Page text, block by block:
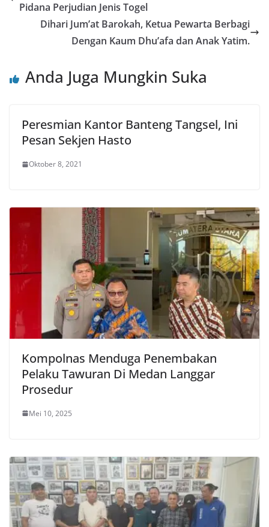
Pidana Perjudian Jenis Togel
Dihari Jum’at Barokah, Ketua Pewarta Berbagi
Dengan Kaum Dhu’afa dan Anak Yatim.
Anda Juga Mungkin Suka
Peresmian Kantor Banteng Tangsel, Ini
Pesan Sekjen Hasto
Oktober 8, 2021
Kompolnas Menduga Penembakan
Pelaku Tawuran Di Medan Langgar
Prosedur
Mei 10, 2025